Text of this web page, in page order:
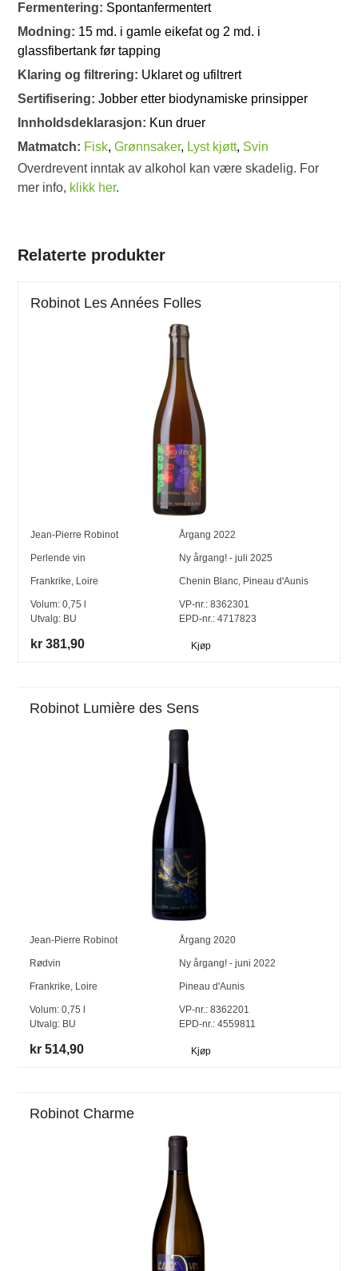
Fermentering: Spontanfermentert
Modning: 15 md. i gamle eikefat og 2 md. i
glassfibertank før tapping
Klaring og filtrering: Uklaret og ufiltrert
Sertifisering:Jobber etter biodynamiske prinsipper
Innholdsdeklarasjon: Kun druer
Matmatch: Fisk,Grønnsaker, Lyst kjøtt, Svin
Overdrevent inntak av alkohol kan være skadelig. For
mer info, klikk her.
Relaterte produkter
Robinot Les Années Folles
Jean-Pierre Robinot Årgang 2022
Perlende vin Ny årgang! - juli 2025
Frankrike, Loire Chenin Blanc, Pineau d'Aunis
Volum:0,75
Utvalg: BU
VP-nr.: 8362301
EPD-nr.: 4717823
kr 381,90 Kjøp
Robinot Lumière des Sens
Jean-Pierre Robinot Årgang 2020
Rødvin Ny årgang! - juni 2022
Frankrike, Loire Pineau d'Aunis
Volum:0,75
Utvalg: BU
VP-nr.:8362201
EPD-nr.: 4559811
kr 514,90 Kjøp
Robinot Charme